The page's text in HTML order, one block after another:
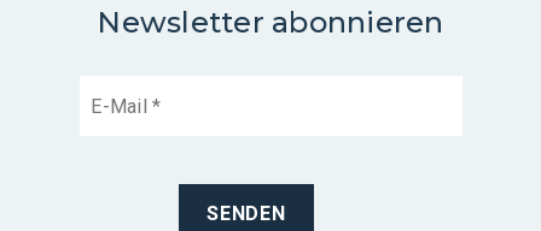
Newsletter abonnieren